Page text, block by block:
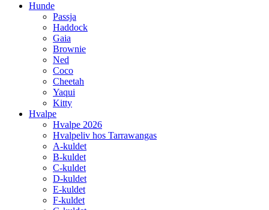
Hunde
Passja
Haddock
Gaia
Brownie
Ned
Coco
Cheetah
Yaqui
Kitty
Hvalpe
Hvalpe 2026
Hvalpeliv hos Tarrawangas
A-kuldet
B-kuldet
C-kuldet
D-kuldet
E-kuldet
F-kuldet